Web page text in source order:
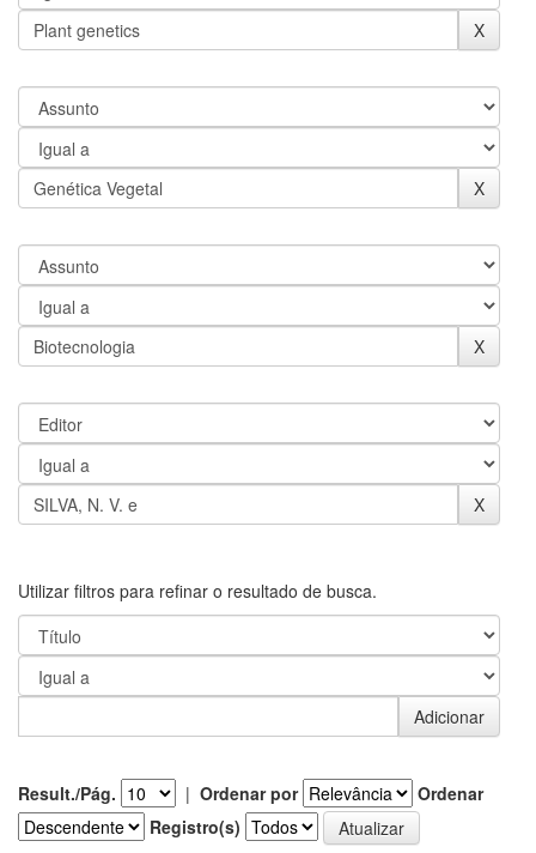
Utilizar filtros para refinar o resultado de busca.
Result./Pág. | Ordenar por
Ordenar
Registro(s)